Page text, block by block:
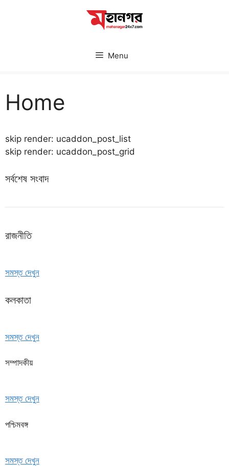
Menu
Home
skip render: ucaddon_post_list
skip render: ucaddon_post_grid
সর্বশেষ সংবাদ
রাজনীতি
সমস্ত দেখুন
কলকাতা
সমস্ত দেখুন
সম্পাদকীয়
সমস্ত দেখুন
পশ্চিমবঙ্গ
সমস্ত দেখুন